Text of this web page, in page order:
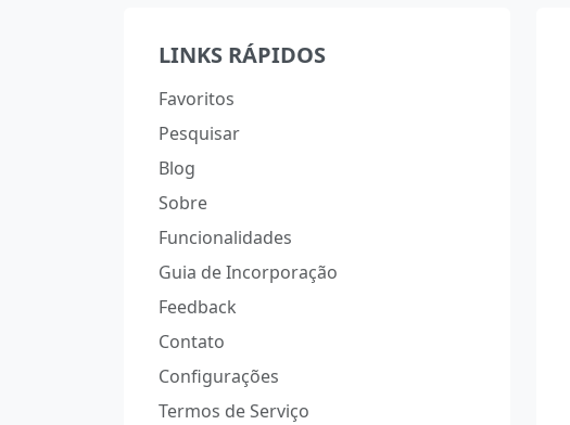
LINKS RÁPIDOS
Favoritos
Pesquisar
Blog
Sobre
Funcionalidades
Guia de Incorporação
Feedback
Contato
Configurações
Termos de Serviço